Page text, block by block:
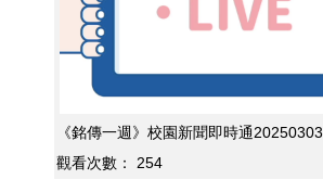
《銘傳一週》校園新聞即時通20250303
觀看次數：
254